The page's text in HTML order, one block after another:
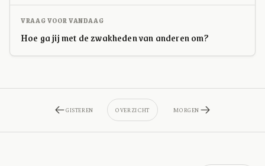
VRAAG VOOR VANDAAG
Hoe ga jij met de zwakheden van anderen om?
GISTEREN OVERZICHT MORGEN